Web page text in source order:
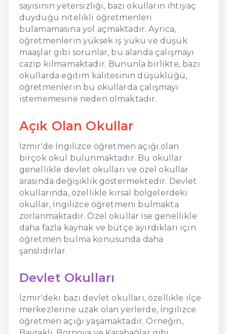
sayısının yetersizliği, bazı okulların ihtiyaç
duyduğu nitelikli öğretmenleri
bulamamasına yol açmaktadır. Ayrıca,
öğretmenlerin yüksek iş yükü ve düşük
maaşlar gibi sorunlar, bu alanda çalışmayı
cazip kılmamaktadır. Bununla birlikte, bazı
okullarda eğitim kalitesinin düşüklüğü,
öğretmenlerin bu okullarda çalışmayı
istememesine neden olmaktadır.
Açık Olan Okullar
İzmir'de İngilizce öğretmen açığı olan
birçok okul bulunmaktadır. Bu okullar
genellikle devlet okulları ve özel okullar
arasında değişiklik göstermektedir. Devlet
okullarında, özellikle kırsal bölgelerdeki
okullar, İngilizce öğretmeni bulmakta
zorlanmaktadır. Özel okullar ise genellikle
daha fazla kaynak ve bütçe ayırdıkları için
öğretmen bulma konusunda daha
şanslıdırlar.
Devlet Okulları
İzmir'deki bazı devlet okulları, özellikle ilçe
merkezlerine uzak olan yerlerde, İngilizce
öğretmen açığı yaşamaktadır. Örneğin,